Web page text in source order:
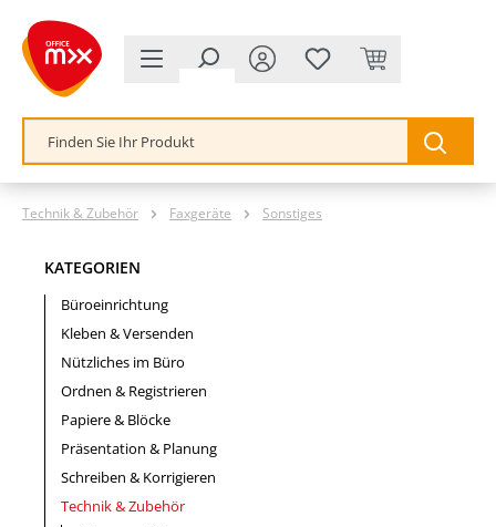
springen
Technik & Zubehör Faxgeräte Sonstiges
KATEGORIEN
Büroeinrichtung
Kleben & Versenden
Nützliches im Büro
Ordnen & Registrieren
Papiere & Blöcke
Präsentation & Planung
Schreiben & Korrigieren
Technik & Zubehör